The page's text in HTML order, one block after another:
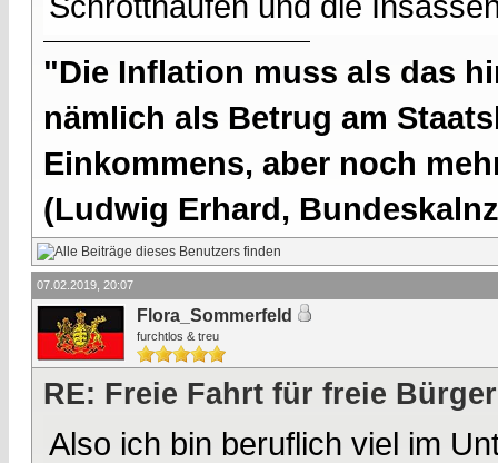
"Die Inflation muss als das
nämlich als Betrug am
Einkommens, aber noch
(Ludwig Erhard,
07.02.2019, 20:07
Flora_Sommerfeld
furchtlos & treu
RE: Freie Fahrt für freie Bürger
Also ich bin beruflich viel im